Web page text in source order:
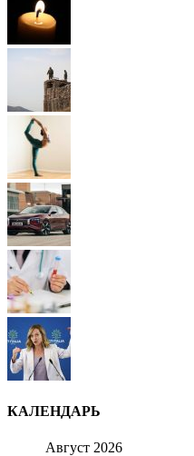
КАЛЕНДАРЬ
Август 2026